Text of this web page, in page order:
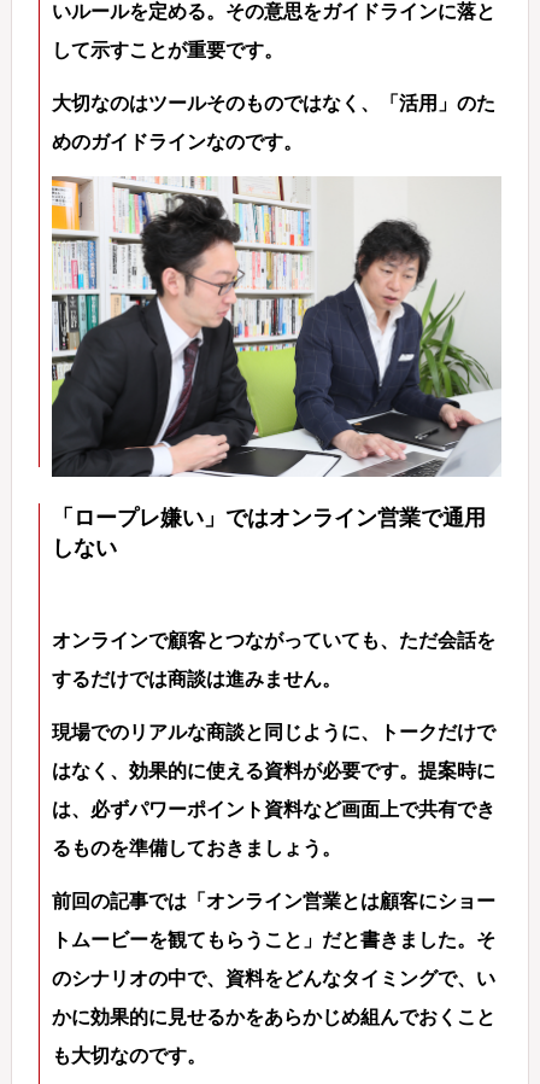
いルールを定める。その意思をガイドラインに落と
して示すことが重要です。
大切なのはツールそのものではなく、「活用」のた
めのガイドラインなのです。
「ロープレ嫌い」ではオンライン営業で通用
しない
オンラインで顧客とつながっていても、ただ会話を
するだけでは商談は進みません。
現場でのリアルな商談と同じように、トークだけで
はなく、効果的に使える資料が必要です。提案時に
は、必ずパワーポイント資料など画面上で共有でき
るものを準備しておきましょう。
前回の記事では「オンライン営業とは顧客にショー
トムービーを観てもらうこと」だと書きました。そ
のシナリオの中で、資料をどんなタイミングで、い
かに効果的に見せるかをあらかじめ組んでおくこと
も大切なのです。